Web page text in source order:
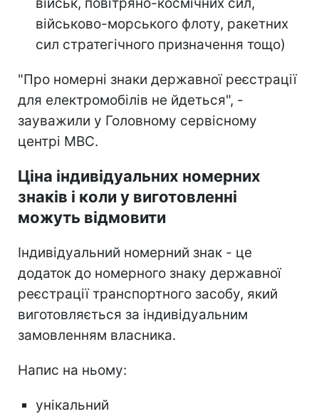
військово-морського флоту, ракетних
сил стратегічного призначення тощо)
"Про номерні знаки державної реєстрації
для електромобілів не йдеться", -
зауважили у Головному сервісному
центрі МВС.
Ціна індивідуальних номерних
знаків і коли у виготовленні
можуть відмовити
Індивідуальний номерний знак - це
додаток до номерного знаку державної
реєстрації транспортного засобу, який
виготовляється за індивідуальним
замовленням власника.
Напис на ньому:
унікальний